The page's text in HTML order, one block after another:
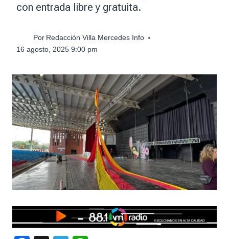
con entrada libre y gratuita.
Por Redacción Villa Mercedes Info
16 agosto, 2025 9:00 pm